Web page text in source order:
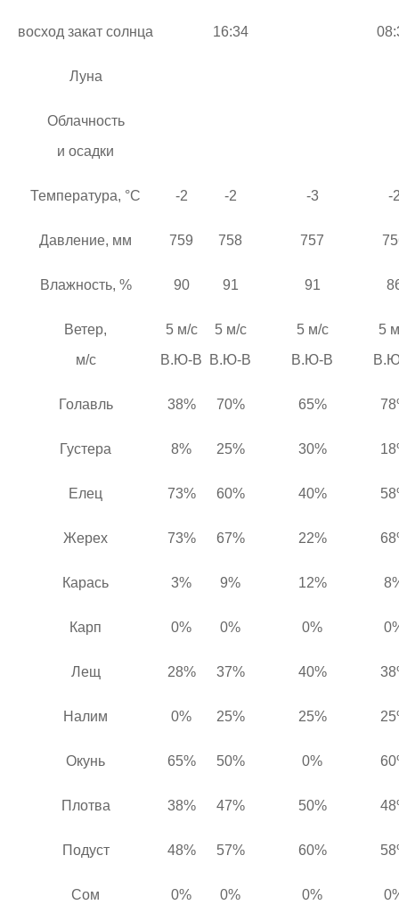
восход закат солнца 16:34
Луна
Облачность
и осадки
Температура, °C -2 -2 -3 -
Давление, мм 759 758 757
Влажность, % 90 91 91
Ветер,
м/с
5 м/с
В.Ю-В
5 м/с
В.Ю-В
5 м/с
В.Ю-В
5
Голавль 38% 70% 65%
Густера 8% 25% 30%
Елец 73% 60% 40%
Жерех 73% 67% 22%
Карась 3% 9% 12%
Карп 0% 0% 0%
Лещ 28% 37% 40%
Налим 0% 25% 25%
Окунь 65% 50% 0%
Плотва 38% 47% 50%
Подуст 48% 57% 60%
Сом 0% 0% 0%